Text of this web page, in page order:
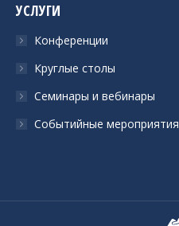
открывается
окне
открывается
в
окне
в
окне
в
окне
УСЛУГИ
Конференции
Круглые столы
Семинары и вебинары
Событийные мероприятия